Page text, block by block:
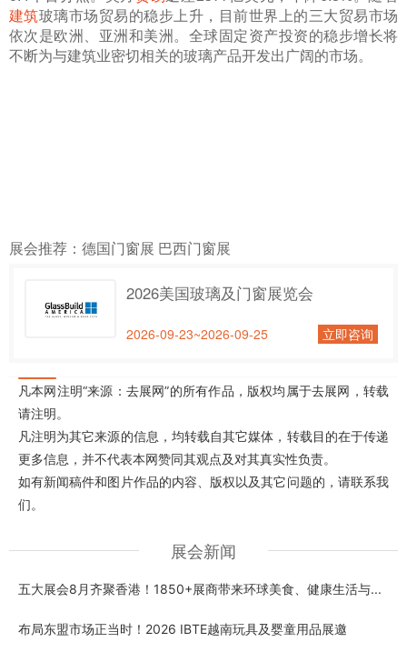
建筑玻璃市场贸易的稳步上升，目前世界上的三大贸易市场
依次是欧洲、亚洲和美洲。全球固定资产投资的稳步增长将
不断为与建筑业密切相关的玻璃产品开发出广阔的市场。
展会推荐： 德国门窗展 巴西门窗展
2026美国玻璃及门窗展览会
2026-09-23~2026-09-25 立即咨询
凡本网注明“来源：去展网”的所有作品，版权均属于去展网，转载
请注明。
凡注明为其它来源的信息，均转载自其它媒体，转载目的在于传递
更多信息，并不代表本网赞同其观点及对其真实性负责。
如有新闻稿件和图片作品的内容、版权以及其它问题的，请联系我
们。
展会新闻
五大展会8月齐聚香港！1850+展商带来环球美食、健康生活与...
布局东盟市场正当时！2026 IBTE越南玩具及婴童用品展邀